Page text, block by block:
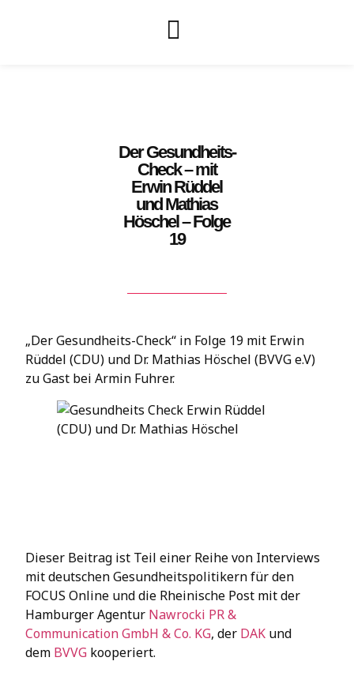
Der Gesundheits-
Check – mit
Erwin Rüddel
und Mathias
Höschel – Folge
19
„Der Gesundheits-Check“ in Folge 19 mit Erwin
Rüddel (CDU) und Dr. Mathias Höschel (BVVG e.V)
zu Gast bei Armin Fuhrer.
Dieser Beitrag ist Teil einer Reihe von Interviews
mit deutschen Gesundheitspolitikern für den
FOCUS Online und die Rheinische Post mit der
Hamburger Agentur Nawrocki PR &
Communication GmbH & Co. KG, der DAK und
dem BVVG kooperiert.